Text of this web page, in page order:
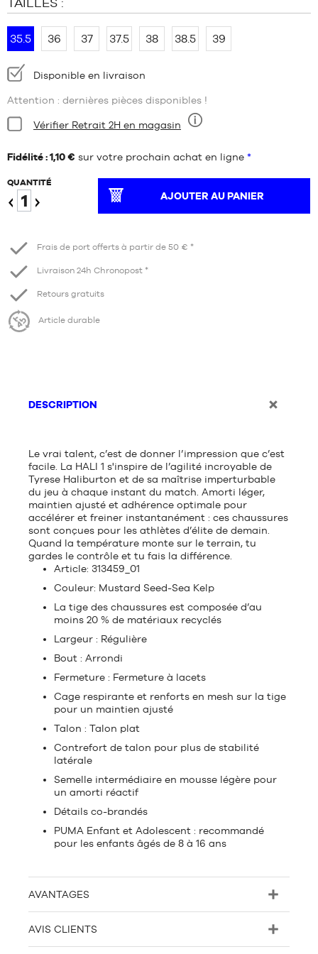
35.5 36 37 37.5 38 38.5 39
Disponibilité
:
Disponible en livraison
Attention : dernières pièces disponibles !
Condition:
Neuf
Vérifier Retrait 2H en magasin
Fidélité : 1,10 € sur votre prochain achat en ligne *
QUANTITÉ
AJOUTER AU PANIER
Frais de port offerts à partir de 50 € *
Livraison 24h Chronopost *
Retours gratuits
Article durable
DESCRIPTION
Le vrai talent, c’est de donner l’impression que c’est
facile. La HALI 1 s'inspire de l’agilité incroyable de
Tyrese Haliburton et de sa maîtrise imperturbable
du jeu à chaque instant du match. Amorti léger,
maintien ajusté et adhérence optimale pour
accélérer et freiner instantanément : ces chaussures
sont conçues pour les athlètes d’élite de demain.
Quand la température monte sur le terrain, tu
gardes le contrôle et tu fais la différence.
Article: 313459_01
Couleur: Mustard Seed-Sea Kelp
La tige des chaussures est composée d’au
moins 20 % de matériaux recyclés
Largeur : Régulière
Bout : Arrondi
Fermeture : Fermeture à lacets
Cage respirante et renforts en mesh sur la tige
pour un maintien ajusté
Talon : Talon plat
Contrefort de talon pour plus de stabilité
latérale
Semelle intermédiaire en mousse légère pour
un amorti réactif
Détails co-brandés
PUMA Enfant et Adolescent : recommandé
pour les enfants âgés de 8 à 16 ans
AVANTAGES
AVIS CLIENTS